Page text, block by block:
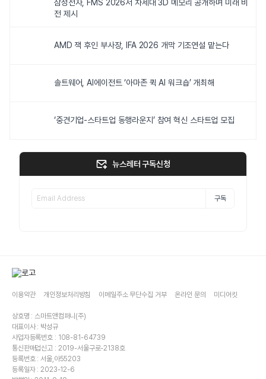
삼성전자, FMS 2026서 차세대 3D 메모리 공개하며 미래 비
전 제시
AMD 잭 후인 부사장, IFA 2026 개막 기조연설 맡는다
솔트웨어, AI에이전트 ‘아마존 퀵 AI 워크숍’ 개최해
‘중견기업-스타트업 동행라운지’ 참여 혁신 스타트업 모집
뉴스레터 구독신청
구독
이용약관 개인정보처리방침 이메일주소 무단수집 거부 온라인 문의 미디어킷
상호명 : 스마트앤컴퍼니(주)
대표이사 : 박성규
사업자등록번호 : 108-81-64739
통신판매업신고 : 2019-서울구로-2138호
등록번호 : 서울,아55203
등록일자 : 2023-12-6